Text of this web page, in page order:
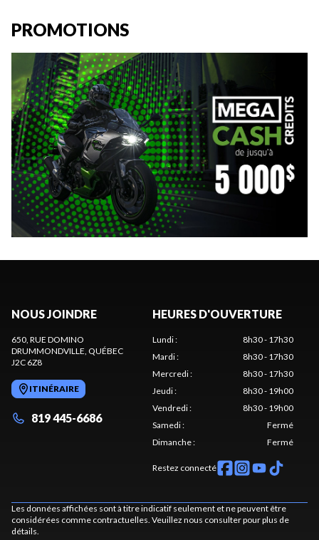
PROMOTIONS
NOUS JOINDRE
650, RUE DOMINO
DRUMMONDVILLE, QUÉBEC
J2C 6Z8
ITINÉRAIRE
819 445-6686
HEURES D'OUVERTURE
Lundi:
8h30 - 17h30
Mardi:
8h30 - 17h30
Mercredi:
8h30 - 17h30
Jeudi:
8h30 - 19h00
Vendredi:
8h30 - 19h00
Samedi:
Fermé
Dimanche: Fermé
Restez connecté
Les données affichées sont à titre indicatif seulement et ne peuvent être
considérées comme contractuelles. Veuillez nous consulter pour plus de
détails.